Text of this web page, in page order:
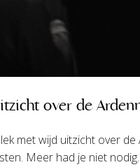
over de
met wijd uitzicht over
Meer had je niet nodig.